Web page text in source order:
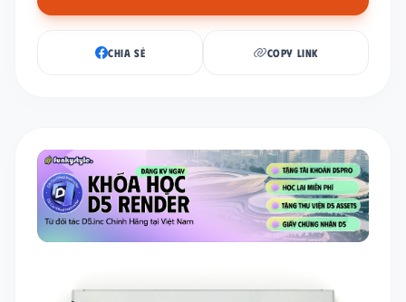
CHIA SẺ COPY LINK